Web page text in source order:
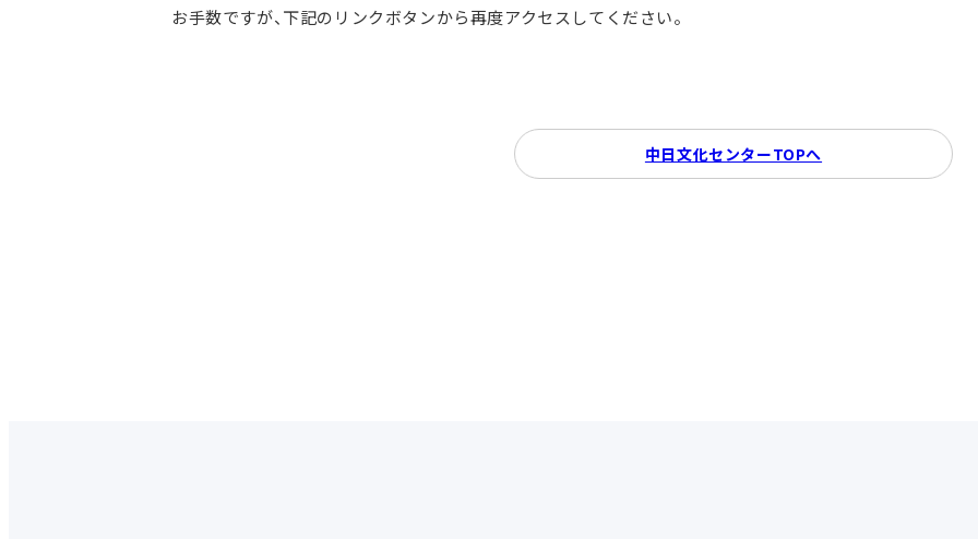
お手数ですが、下記のリンクボタンから再度アクセスしてください。
中日文化センターTOPへ